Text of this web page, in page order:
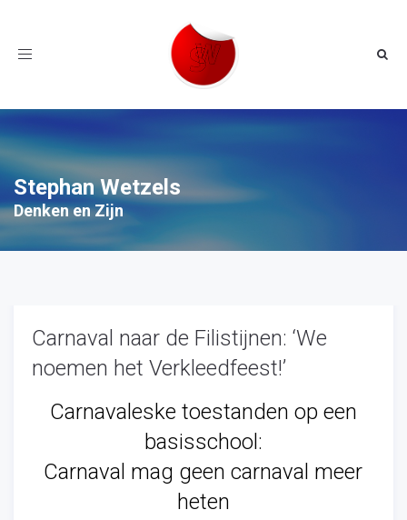
Toggle
Stephan Wetzels
Denken en Zijn
Carnaval naar de Filistijnen: ‘We
noemen het Verkleedfeest!’
Carnavaleske toestanden op een
basisschool:
Carnaval mag geen carnaval meer
heten